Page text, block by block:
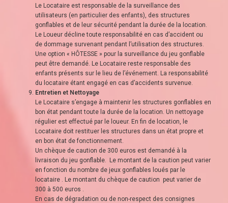
Le Locataire est responsable de la surveillance des
utilisateurs (en particulier des enfants), des structures
gonflables et de leur sécurité pendant la durée de la location.
Le Loueur décline toute responsabilité en cas d’accident ou
de dommage survenant pendant l’utilisation des structures.
Une option « HÔTESSE » pour la surveillance du jeu gonflable
peut être demandé. Le Locataire reste responsable des
enfants présents sur le lieu de l’événement. La responsabilité
du locataire étant engagé en cas d’accidents survenue.
Entretien et Nettoyage
Le Locataire s’engage à maintenir les structures gonflables en
bon état pendant toute la durée de la location. Un nettoyage
régulier est effectué par le loueur. En fin de location, le
Locataire doit restituer les structures dans un état propre et
en bon état de fonctionnement.
Un chèque de caution de 300 euros est demandé à la
livraison du jeu gonflable. Le montant de la caution peut varier
en fonction du nombre de jeux gonflables loués par le
locataire . Le montant du chèque de caution peut varier de
300 à 500 euros .
En cas de dégradation ou de non-respect des consignes